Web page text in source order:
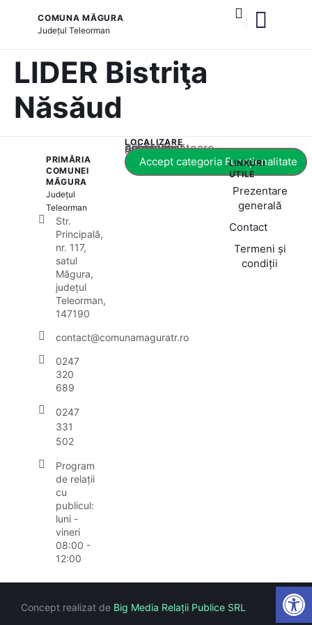
COMUNA MĂGURA
JudețulTeleorman
LIDER Bistriţa
Năsăud
PRIMĂRIA
COMUNEI
MĂGURA
Județul
Teleorman
Str.
Principală,
nr. 117,
satul
Măgura,
județul
Teleorman,
147190
contact@comunamaguratr.ro
0247
320
689
0247
331
502
Program
de relații
cu
publicul:
luni -
vineri
08:00 -
12:00
LOCALIZARE
Acest conținut este blocat până când acceptați categoria corespunzătoare de cookie-uri.
Accept categoria Funcționalitate
LINKURI
UTILE
Prezentare
generală
Contact
Termeni și
condiții
Concept realizat de Big Media Relații Publice SRL